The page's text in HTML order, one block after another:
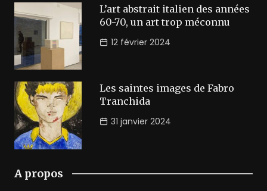
L’art abstrait italien des années
60-70, un art trop méconnu
12 février 2024
Les saintes images de Fabro
Tranchida
31 janvier 2024
A propos